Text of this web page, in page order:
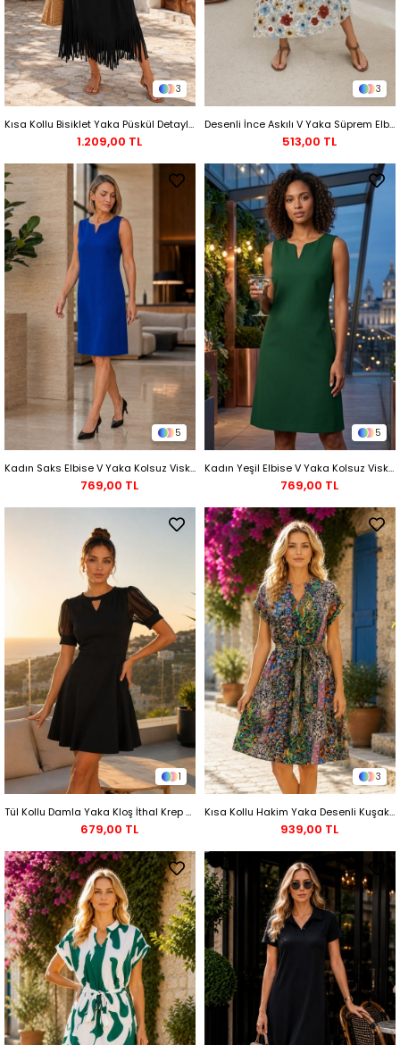
3
Kısa Kollu Bisiklet Yaka Püskül Detaylı Viskon Midi Elbise - Siyah
1.209,00 TL
3
Desenli İnce Askılı V Yaka Süprem Elbise - Pudra
513,00 TL
5
Kadın Saks Elbise V Yaka Kolsuz Viskon Mini Rahat Kesim
769,00 TL
5
Kadın Yeşil Elbise V Yaka Kolsuz Viskon Mini Rahat Kesim
769,00 TL
1
Tül Kollu Damla Yaka Kloş İthal Krep Elbise - Siyah
679,00 TL
3
Kısa Kollu Hakim Yaka Desenli Kuşaklı Midi Süprem Elbise - Mavi
939,00 TL